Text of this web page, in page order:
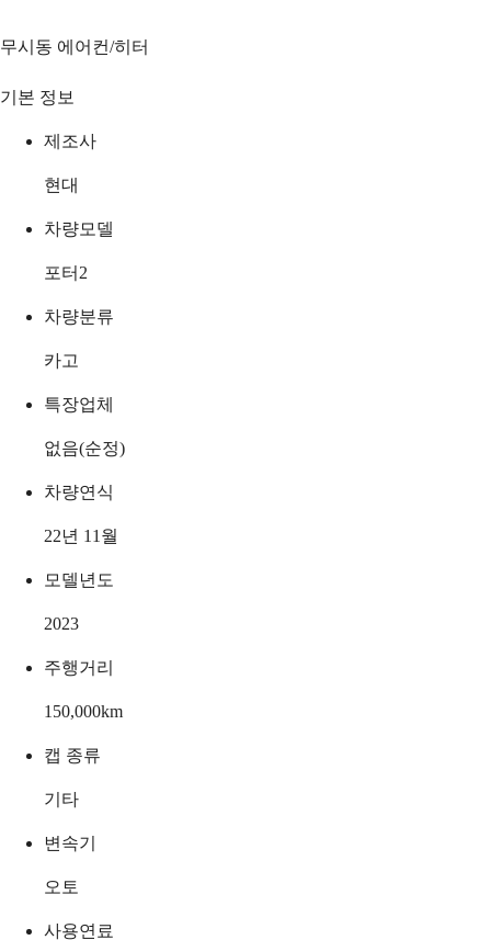
무시동 에어컨/히터
기본 정보
제조사
현대
차량모델
포터2
차량분류
카고
특장업체
없음(순정)
차량연식
22년 11월
모델년도
2023
주행거리
150,000km
캡 종류
기타
변속기
오토
사용연료